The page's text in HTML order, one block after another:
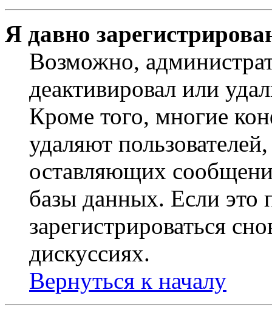
Я давно
Возможно,
деактивировал или
Кроме того, многие
удаляют
оставляющих
базы данных. Если это
зарегистрироваться
дискуссиях.
Вернуться к началу